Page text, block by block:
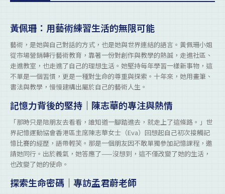
黃佩珊：用藝術練習生活的無限可能
藝術，是她與自己對話的方式，也是她與世界連結的語言。黃佩珊小姐
從市場營銷轉行藝術教育，靠著一份對創作與教學的熱誠，走進社區、
走進教室，也走進了自己的理想生活。她堅持每年學習一樣新事物，這
不單是一個習慣，更是一種對生命的尊重與探索。十年來，她用畫筆、
書法與教學，慢慢建構出屬於自己的藝術人生。
記憶力背後的堅持｜陳志華的專注與熱情
「那時只是陪朋友去看看，誰知道一腳踏進去，就走上了這條路。」世
界記憶運動協會香港區主席陳志華女士（Eva）回想起自己初次接觸記
憶比賽的經歷，語帶輕笑。那是一個朋友因不敢單獨參加記憶課程，邀
請她同行。出於義氣，她答應了——沒想到，這不僅改變了她的生活，
也改變了她的使命。
探索生命密碼｜專訪孟君蔚老師